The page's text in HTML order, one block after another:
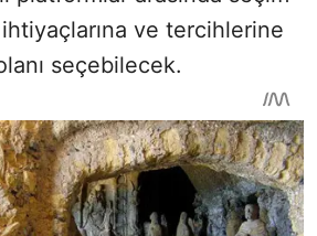
ve tercihlerine
seçebilecek.